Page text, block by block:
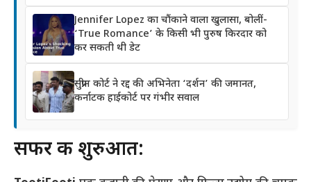
Jennifer Lopez का चौंकाने वाला खुलासा, बोलीं-
‘True Romance’ के किसी भी पुरुष किरदार को
कर सकती थी डेट
सुप्रीम कोर्ट ने रद्द की अभिनेता ‘दर्शन’ की जमानत,
कर्नाटक हाईकोर्ट पर गंभीर सवाल
सफर की शुरुआत: